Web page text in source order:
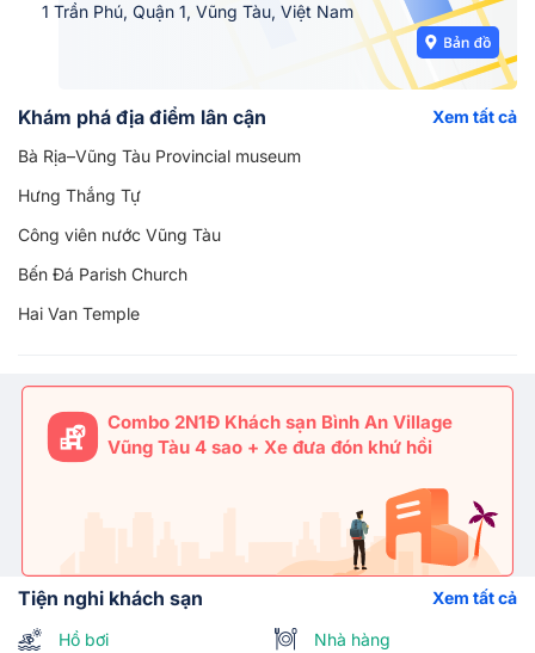
1 Trần Phú, Quận 1, Vũng Tàu, Việt Nam
Khám phá địa điểm lân cận
Xem tất cả
Bà Rịa–Vũng Tàu Provincial museum
Hưng Thắng Tự
Công viên nước Vũng Tàu
Bến Đá Parish Church
Hai Van Temple
Combo 2N1Đ Khách sạn Bình An Village
Vũng Tàu 4 sao + Xe đưa đón khứ hồi
Tiện nghi khách sạn Xem tất cả
Hồ bơi Nhà hàng